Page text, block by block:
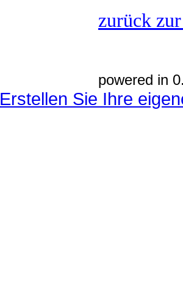
zurück
powered in
Erstellen Sie Ihre